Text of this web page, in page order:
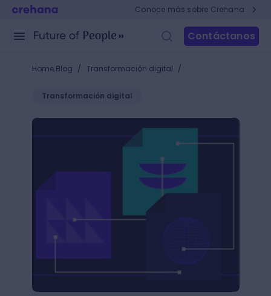
Conoce más sobre Crehana
Contáctanos
Home Blog / Transformación digital /
Transformación digital
Mapa de contenidos: la brújula que guiará a tu